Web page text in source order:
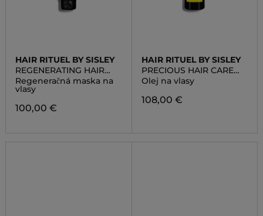
HAIR RITUEL BY SISLEY
REGENERATING HAIR
CARE MASK WITH
BOTANICAL OILS
Regeneračná maska na
vlasy
100,00 €
HAIR RITUEL BY SISLEY
PRECIOUS HAIR CARE
OIL
Olej na vlasy
108,00 €